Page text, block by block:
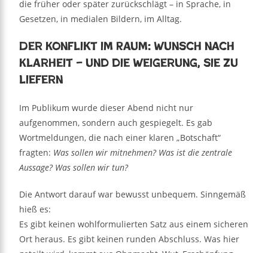
die früher oder später zurückschlägt – in Sprache, in
Gesetzen, in medialen Bildern, im Alltag.
Der Konflikt im Raum: Wunsch nach
Klarheit – und die Weigerung, sie zu
liefern
Im Publikum wurde dieser Abend nicht nur
aufgenommen, sondern auch gespiegelt. Es gab
Wortmeldungen, die nach einer klaren „Botschaft“
fragten: Was sollen wir mitnehmen? Was ist die zentrale
Aussage? Was sollen wir tun?
Die Antwort darauf war bewusst unbequem. Sinngemäß
hieß es:
Es gibt keinen wohlformulierten Satz aus einem sicheren
Ort heraus. Es gibt keinen runden Abschluss. Was hier